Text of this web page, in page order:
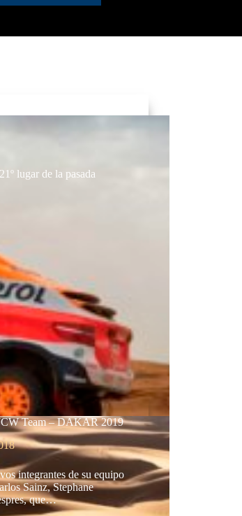
lugar de la pasada
Team – DAKAR 2019
integrantes de su equipo
Sainz, Stephane
que…